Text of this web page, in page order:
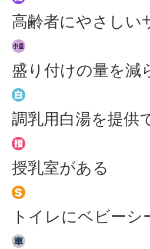
高齢者にやさしい
盛り付けの量を減
調乳用白湯を提供
授乳室がある
トイレにベビーシ